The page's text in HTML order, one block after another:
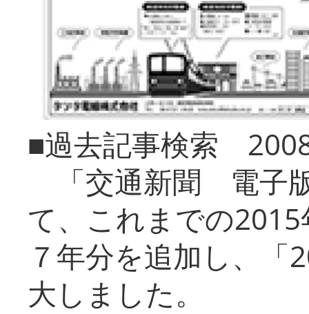
■過去記事検索
「交通新聞 電子
て、これまでの
７年分を追加し、「
大しまし